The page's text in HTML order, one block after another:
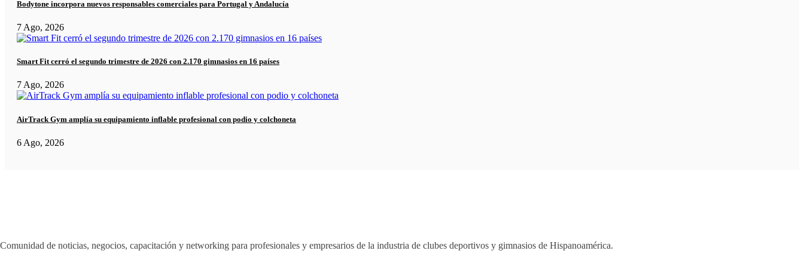
Bodytone incorpora nuevos responsables comerciales para Portugal y Andalucía
7 Ago, 2026
Smart Fit cerró el segundo trimestre de 2026 con 2.170 gimnasios en 16 países
7 Ago, 2026
AirTrack Gym amplía su equipamiento inflable profesional con podio y colchoneta
6 Ago, 2026
Comunidad de noticias, negocios, capacitación y networking para profesionales y empresarios de la industria de clubes deportivos y gimnasios de Hispanoamérica.